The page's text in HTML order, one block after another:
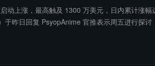
上涨，最高触及 1300 万美元，日内累计涨
昨日回复 PsyopAnime 官推表示周五进行探
0.0101 美元。该 Meme 币基于以 AI 生成